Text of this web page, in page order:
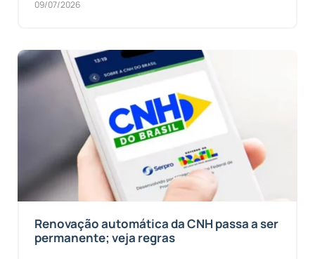
09/07/2026
Renovação automática da CNH passa a ser
permanente; veja regras